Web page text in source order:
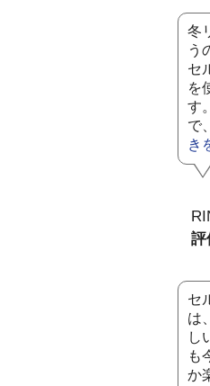
冬
う
セ
を
す
で
き
評
セ
は
し
も
か